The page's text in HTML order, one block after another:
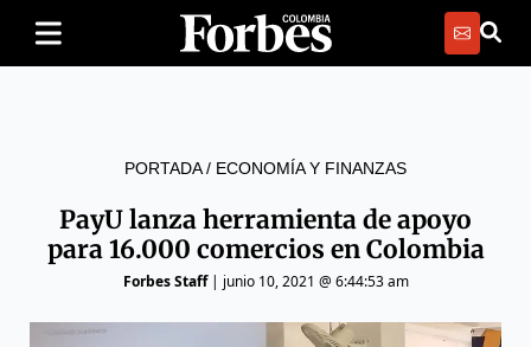
PORTADA/ ECONOMÍA Y FINANZAS
PayU lanza herramienta de apoyo
para 16.000 comercios en Colombia
Forbes Staff| junio 10, 2021 @ 6:44:53 am